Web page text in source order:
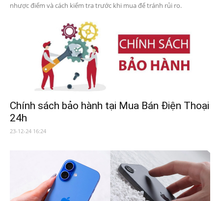
nhược điểm và cách kiểm tra trước khi mua để tránh rủi ro.
Chính sách bảo hành tại Mua Bán Điện Thoại
24h
23-12-24 16:24